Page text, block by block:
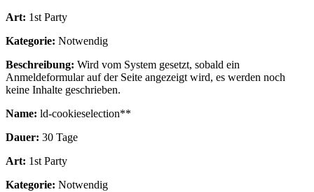
Art: 1st Party
Kategorie: Notwendig
Beschreibung: Wird vom System gesetzt, sobald ein
Anmeldeformular auf der Seite angezeigt wird, es werden noch
keine Inhalte geschrieben.
Name: ld-cookieselection**
Dauer: 30 Tage
Art: 1st Party
Kategorie: Notwendig